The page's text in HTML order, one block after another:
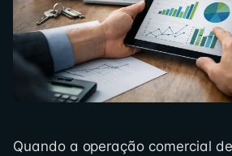
Quando a operação comercial